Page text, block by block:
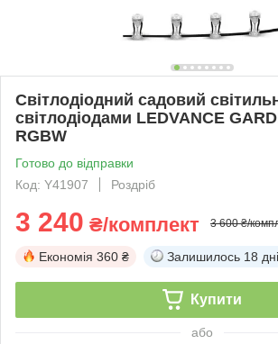
Світлодіодний садовий
світлодіодами LEDVANCE
RGBW
Готово до відправки
Код: Y41907
Роздріб
3 240 ₴/комплект 3 600 ₴/
Економія 360 ₴ Залишилось 18
Купити
або